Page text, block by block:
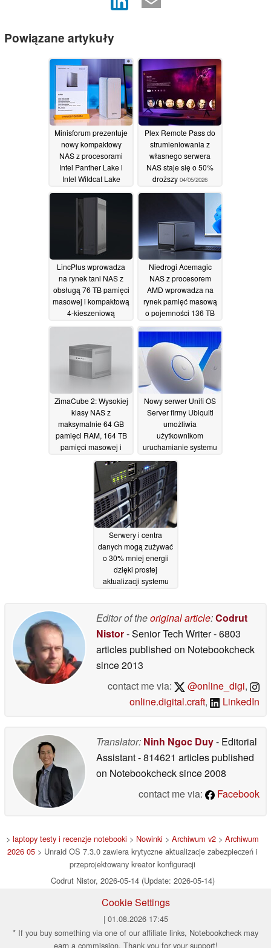
Powiązane artykuły
Minisforum prezentuje
nowy kompaktowy
NAS z procesorami
Intel Panther Lake i
Intel Wildcat Lake
09/05/2026
Plex Remote Pass do
strumieniowania z
własnego serwera
NAS staje się o 50%
droższy 04/05/2026
LincPlus wprowadza
na rynek tani NAS z
obsługą 76 TB pamięci
masowej i kompaktową
4-kieszeniową
25/04/2026
Niedrogi Acemagic
NAS z procesorem
AMD wprowadza na
rynek pamięć masową
o pojemności 136 TB
05/04/2026
ZimaCube 2: Wysokiej
klasy NAS z
maksymalnie 64 GB
pamięci RAM, 164 TB
pamięci masowej i
21/03/2026
Nowy serwer Unifi OS
Server firmy Ubiquiti
umożliwia
użytkownikom
uruchamianie systemu
sprzęcie z systemem
Windows, macOS lub
Linux02/08/2025
Serwery i centra
danych mogą zużywać
o 30% mniej energii
dzięki prostej
aktualizacji systemu
Editor of theoriginal article:Codrut
Nistor- Senior Tech Writer- 6803
articles published on Notebookcheck
since 2013
contact me via:
@online_digi,
online.digital.craft, LinkedIn
Translator: Ninh Ngoc Duy- Editorial
Assistant- 814621 articles published
on Notebookchecksince 2008
contact me via:
Facebook
> laptopy testy i recenzje notebooki > Nowinki > Archiwum v2 > Archiwum
2026 05 > Unraid OS 7.3.0 zawiera krytyczne aktualizacje zabezpieczeń i
przeprojektowany kreator konfiguracji
Codrut Nistor, 2026-05-14 (Update: 2026-05-14)
Cookie Settings
| 01.08.2026 17:45
* If you buy something via one of our affiliate links, Notebookcheck may
earn a commission. Thank you for your support!